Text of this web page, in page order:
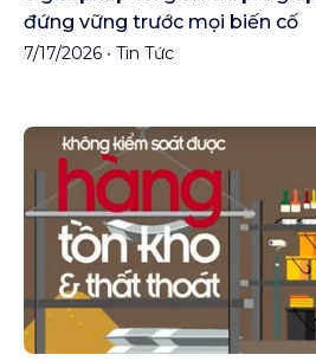
đứng vững trước mọi biến cố
7/17/2026 • Tin Tức